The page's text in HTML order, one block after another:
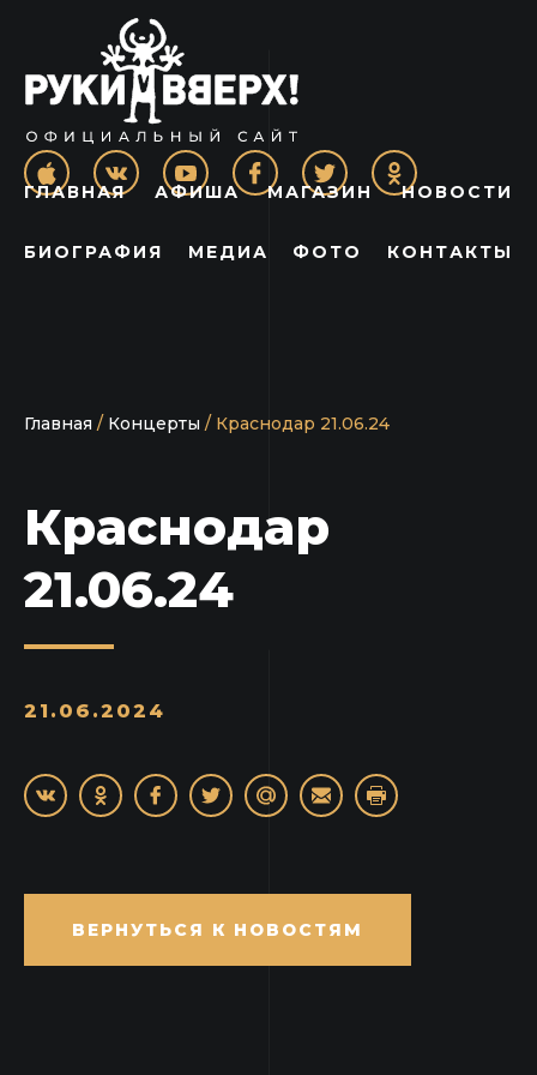
ГЛАВНАЯ АФИША МАГАЗИН НОВОСТИ
БИОГРАФИЯ МЕДИА ФОТО КОНТАКТЫ
Главная / Концерты / Краснодар 21.06.24
Краснодар
21.06.24
21.06.2024
ВЕРНУТЬСЯ К НОВОСТЯМ